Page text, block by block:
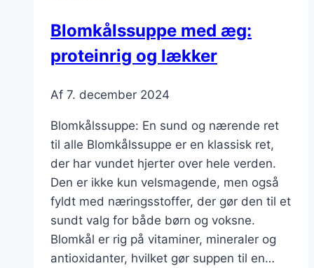
Blomkålssuppe med æg:
proteinrig og lækker
Af 7. december 2024
Blomkålssuppe: En sund og nærende ret
til alle Blomkålssuppe er en klassisk ret,
der har vundet hjerter over hele verden.
Den er ikke kun velsmagende, men også
fyldt med næringsstoffer, der gør den til et
sundt valg for både børn og voksne.
Blomkål er rig på vitaminer, mineraler og
antioxidanter, hvilket gør suppen til en…